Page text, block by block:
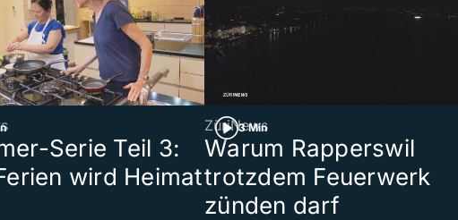
Serie Teil 3:
wird Heimat
3 Min
ZüriNews
Warum Rapperswil
trotzdem Feuerwerk
zünden darf